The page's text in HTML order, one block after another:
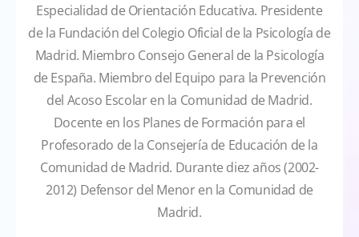
Especialidad de Orientación Educativa. Presidente
de la Fundación del Colegio Oficial de la Psicología de
Madrid. Miembro Consejo General de la Psicología
de España. Miembro del Equipo para la Prevención
del Acoso Escolar en la Comunidad de Madrid.
Docente en los Planes de Formación para el
Profesorado de la Consejería de Educación de la
Comunidad de Madrid. Durante diez años (2002-
2012) Defensor del Menor en la Comunidad de
Madrid.